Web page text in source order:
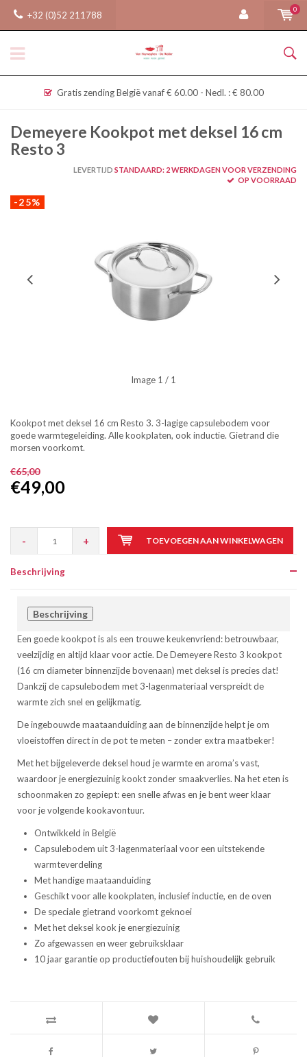
+32 (0)52 211788
0
Gratis zending België vanaf € 60.00 - Nedl. : € 80.00
Demeyere Kookpot met deksel 16 cm
Resto 3
LEVERTIJD STANDAARD: 2 WERKDAGEN VOOR VERZENDING
OP VOORRAAD
-25%
Image 1 / 1
Kookpot met deksel 16 cm Resto 3. 3-lagige capsulebodem voor
goede warmtegeleiding. Alle kookplaten, ook inductie. Gietrand die
morsen voorkomt.
€65,00
€49,00
- + TOEVOEGEN AAN WINKELWAGEN
Beschrijving
Beschrijving
Een goede kookpot is als een trouwe keukenvriend: betrouwbaar,
veelzijdig en altijd klaar voor actie. De Demeyere Resto 3 kookpot
(16 cm diameter binnenzijde bovenaan) met deksel is precies dat!
Dankzij de capsulebodem met 3-lagenmateriaal verspreidt de
warmte zich snel en gelijkmatig.
De ingebouwde maataanduiding aan de binnenzijde helpt je om
vloeistoffen direct in de pot te meten – zonder extra maatbeker!
Met het bijgeleverde deksel houd je warmte en aroma’s vast,
waardoor je energiezuinig kookt zonder smaakverlies. Na het eten is
schoonmaken zo gepiept: een snelle afwas en je bent weer klaar
voor je volgende kookavontuur.
Ontwikkeld in België
Capsulebodem uit 3-lagenmateriaal voor een uitstekende
warmteverdeling
Met handige maataanduiding
Geschikt voor alle kookplaten, inclusief inductie, en de oven
De speciale gietrand voorkomt geknoei
Met het deksel kook je energiezuinig
Zo afgewassen en weer gebruiksklaar
10 jaar garantie op productiefouten bij huishoudelijk gebruik